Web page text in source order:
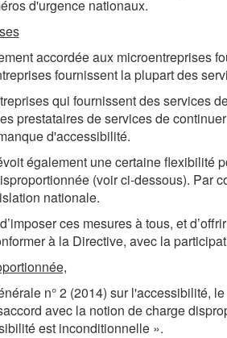
d'urgence nationaux.
accordée aux microentreprises
fournissent la plupart des
qui fournissent des services
prestataires de services de
d'accessibilité.
également une certaine flexibilité
(voir ci-dessous). Par
nationale.
ces mesures à tous, et
à la Directive, avec la
n° 2 (2014) sur l'accessibilité,
avec la notion de charge
est inconditionnelle ».